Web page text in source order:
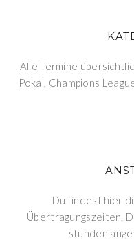
Alle Termine
Pokal, Champions
Du findest hier
Übertragungszeiten.